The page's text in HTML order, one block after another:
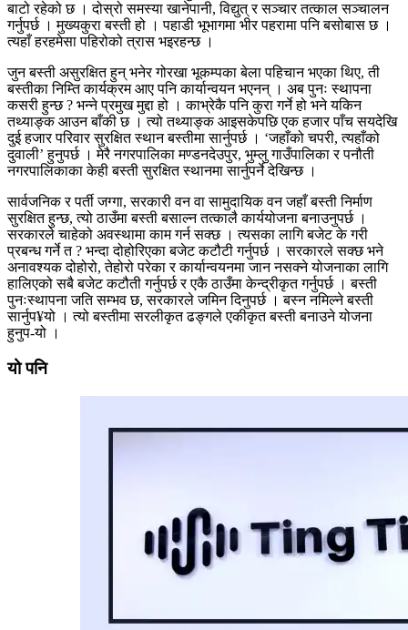
बाटो रहेको छ । दोस्रो समस्या खानेपानी, विद्युत् र सञ्चार तत्काल सञ्चालन
गर्नुपर्छ । मुख्यकुरा बस्ती हो । पहाडी भूभागमा भीर पहरामा पनि बसोबास छ ।
त्यहाँ हरहमेसा पहिरोको त्रास भइरहन्छ ।
जुन बस्ती असुरक्षित हुन् भनेर गोरखा भूकम्पका बेला पहिचान भएका थिए, ती
बस्तीका निम्ति कार्यक्रम आए पनि कार्यान्वयन भएनन् । अब पुनः स्थापना
कसरी हुन्छ ? भन्ने प्रमुख मुद्दा हो । काभ्रेकै पनि कुरा गर्ने हो भने यकिन
तथ्याङ्क आउन बाँकी छ । त्यो तथ्याङ्क आइसकेपछि एक हजार पाँच सयदेखि
दुई हजार परिवार सुरक्षित स्थान बस्तीमा सार्नुपर्छ । ‘जहाँको चपरी, त्यहाँको
दुवाली’ हुनुपर्छ । मेरै नगरपालिका मण्डनदेउपुर, भुम्लु गाउँपालिका र पनौती
नगरपालिकाका केही बस्ती सुरक्षित स्थानमा सार्नुपर्ने देखिन्छ ।
सार्वजनिक र पर्ती जग्गा, सरकारी वन वा सामुदायिक वन जहाँ बस्ती निर्माण
सुरक्षित हुन्छ, त्यो ठाउँमा बस्ती बसाल्न तत्कालै कार्ययोजना बनाउनुपर्छ ।
सरकारले चाहेको अवस्थामा काम गर्न सक्छ । त्यसका लागि बजेट के गरी
प्रबन्ध गर्ने त ? भन्दा दोहोरिएका बजेट कटौटी गर्नुपर्छ । सरकारले सक्छ भने
अनावश्यक दोहोरो, तेहोरो परेका र कार्यान्वयनमा जान नसक्ने योजनाका लागि
हालिएको सबै बजेट कटौती गर्नुपर्छ र एकै ठाउँमा केन्द्रीकृत गर्नुपर्छ । बस्ती
पुनःस्थापना जति सम्भव छ, सरकारले जमिन दिनुपर्छ । बस्न नमिल्ने बस्ती
सार्नुप¥यो । त्यो बस्तीमा सरलीकृत ढङ्गले एकीकृत बस्ती बनाउने योजना
हुनुप-यो ।
यो पनि